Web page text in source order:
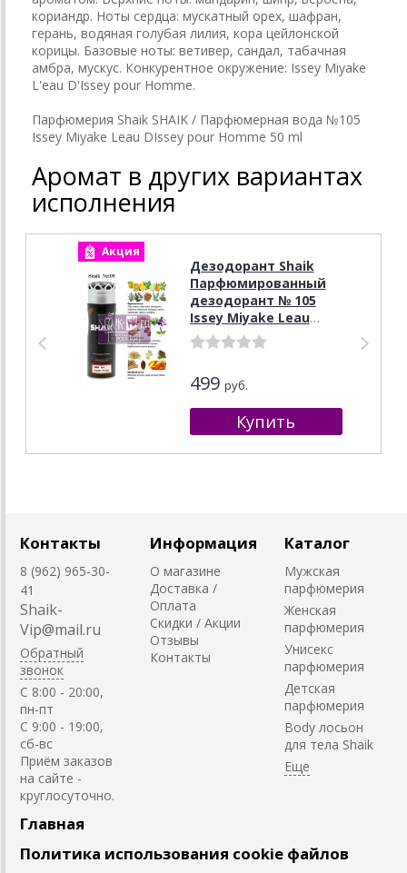
кориандр. Ноты сердца: мускатный орех, шафран,
герань, водяная голубая лилия, кора цейлонской
корицы. Базовые ноты: ветивер, сандал, табачная
амбра, мускус. Конкурентное окружение: Issey Miyake
L'eau D'Issey pour Homme.
Парфюмерия Shaik SHAIK / Парфюмерная вода №105
Issey Miyake Leau DIssey pour Homme 50 ml
Аромат в других вариантах
исполнения
Акция
Дезодорант Shaik
Парфюмированный
дезодорант № 105
Issey Miyake Leau
DIssey pour Homme,
200 мл.
499 руб.
Контакты
8 (962) 965-30-
41
Shaik-
Vip@mail.ru
Обратный
звонок
C 8:00 - 20:00,
пн-пт
С 9:00 - 19:00,
сб-вс
Приём заказов
на сайте -
круглосуточно.
Информация
О магазине
Доставка /
Оплата
Скидки / Акции
Отзывы
Контакты
Каталог
Мужская
парфюмерия
Женская
парфюмерия
Унисекс
парфюмерия
Детская
парфюмерия
Body лосьон
для тела Shaik
Главная
Политика использования cookie файлов